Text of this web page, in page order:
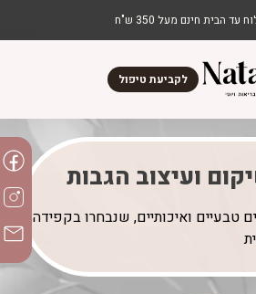
עד הבית חינם מעל 350 ש"ח
לקביעת טיפול
ועיצוב הגבות
טבעיים ואיכותיים, שנבחרו בקפידה